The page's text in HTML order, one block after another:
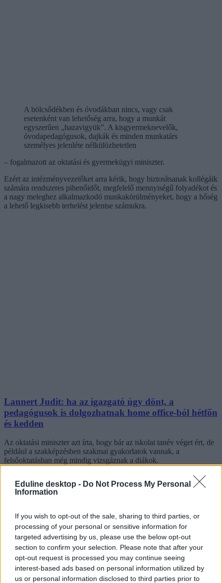
Eduline desktop - Do Not Process My Personal
Information
If you wish to opt-out of the sale, sharing to third parties, or
processing of your personal or sensitive information for
targeted advertising by us, please use the below opt-out
section to confirm your selection. Please note that after your
opt-out request is processed you may continue seeing
interest-based ads based on personal information utilized by
us or personal information disclosed to third parties prior to
A bölcsődékben és óvodákban nincs, vagy csak
esetenként van lehetőség arra, hogy a munkát
egyszerűen „hazavigyük”. A kisgyermeknevelők,
óvodapedagógusok, dajkák és minden munkatárs
személyes jelenléte nélkülözhetetlen
– fogalmazott az oktatási és gyermekügyi miniszter.
Ezért az intézményvezetőket arra kérik, hogy biztosítsanak kollégáik
számára rendszeres pihenőidőt, megfelelő mennyiségű folyadékot és
a nagy meleghez alkalmazkodó munkakörülményeket, hogy a hőség
a lehető legkisebb terhelést jelentse számukra.
Lannert Judit: ha az igazgató úgy dönt, a
pedagógusok is dolgozhatnak home office-ból hétfőn
és kedden
Az oktatási miniszter azt írta, hogy bár az iskolai tanév véget ért, de
például a szakképzésben szakmai gyakorlatok vannak, a
felsőoktatásban még mindig vizsgáznak a diákok.